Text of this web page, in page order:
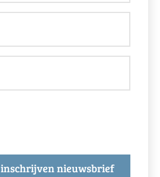
inschrijven nieuwsbrief